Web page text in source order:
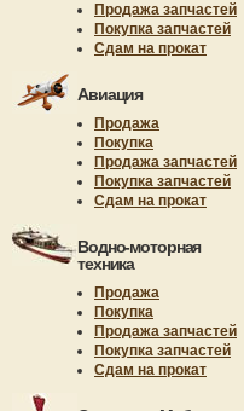
Продажа запчастей
Покупка запчастей
Сдам на прокат
Авиация
Продажа
Покупка
Продажа запчастей
Покупка запчастей
Сдам на прокат
Водно-моторная
техника
Продажа
Покупка
Продажа запчастей
Покупка запчастей
Сдам на прокат